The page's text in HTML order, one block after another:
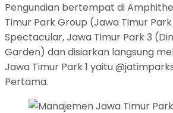
Pengundian bertempat di
Timur Park Group (Jawa Timur
Spectacular, Jawa Timur Park 3
Garden) dan disiarkan langsung
Jawa Timur Park 1 yaitu
Pertama.